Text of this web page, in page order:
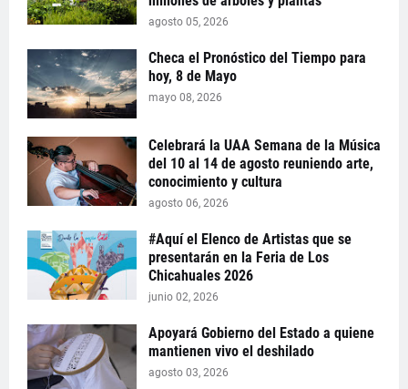
agosto 05, 2026
Checa el Pronóstico del Tiempo para
hoy, 8 de Mayo
mayo 08, 2026
Celebrará la UAA Semana de la Música
del 10 al 14 de agosto reuniendo arte,
conocimiento y cultura
agosto 06, 2026
#Aquí el Elenco de Artistas que se
presentarán en la Feria de Los
Chicahuales 2026
junio 02, 2026
Apoyará Gobierno del Estado a quiene
mantienen vivo el deshilado
agosto 03, 2026